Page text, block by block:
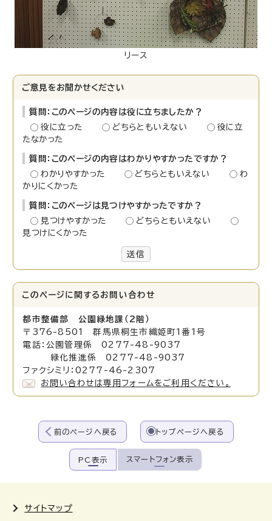
リース
ご意見をお聞かせください
質問：このページの内容は役に立ちましたか？
役に立った
どちらともいえない
役に立
たなかった
質問：このページの内容はわかりやすかったですか？
わかりやすかった
どちらともいえない
わ
かりにくかった
質問：このページは見つけやすかったですか？
見つけやすかった
どちらともいえない
見つけにくかった
送信
このページに関する お問い合わせ
都市整備部 公園緑地課（2階）
〒376-8501 群馬県桐生市織姫町1番1号
電話：公園管理係 0277-48-9037
緑化推進係 0277-48-9037
ファクシミリ：0277-46-2307
お問い合わせは専用フォームをご利用ください。
前のページへ戻る トップページへ戻る
PC表示 スマートフォン表示
サイトマップ